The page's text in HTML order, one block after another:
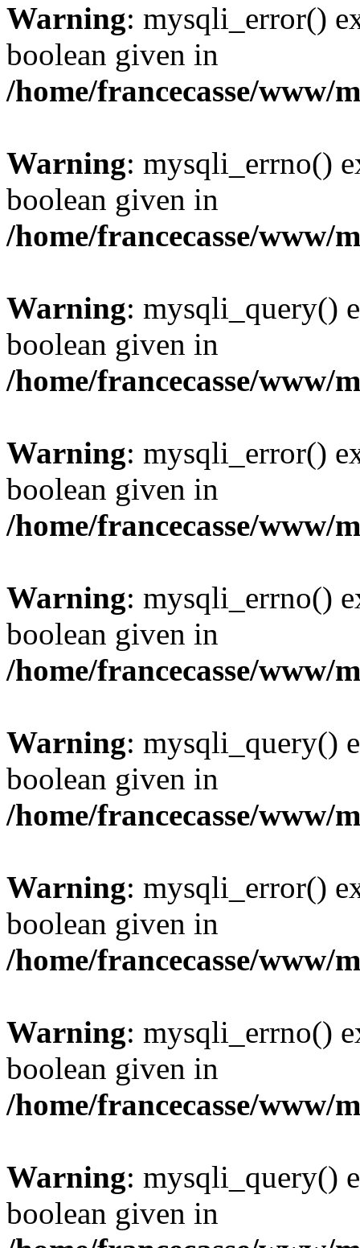
Warning: mysqli_error()
boolean given in
/home/francecasse/www/
Warning: mysqli_errno()
boolean given in
/home/francecasse/www/
Warning: mysqli_query()
boolean given in
/home/francecasse/www/
Warning: mysqli_error()
boolean given in
/home/francecasse/www/
Warning: mysqli_errno()
boolean given in
/home/francecasse/www/
Warning: mysqli_query()
boolean given in
/home/francecasse/www/
Warning: mysqli_error()
boolean given in
/home/francecasse/www/
Warning: mysqli_errno()
boolean given in
/home/francecasse/www/
Warning: mysqli_query()
boolean given in